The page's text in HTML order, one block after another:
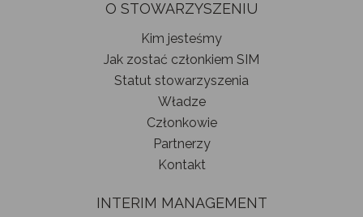
O STOWARZYSZENIU
Kim jesteśmy
Jak zostać członkiem SIM
Statut stowarzyszenia
Władze
Członkowie
Partnerzy
Kontakt
INTERIM MANAGEMENT